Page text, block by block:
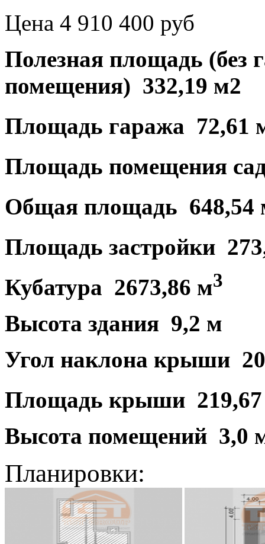
Цена 4 910 400 руб
Полезная площадь (без
помещения) 332,19 м2
Площадь гаража 72,61
Площадь помещения
Общая площадь 648,54
Площадь застройки
Кубатура 2673,86 м3
Высота здания 9,2 м
Угол наклона крыши
Площадь крыши
Высота помещений 3,0
Планировки: